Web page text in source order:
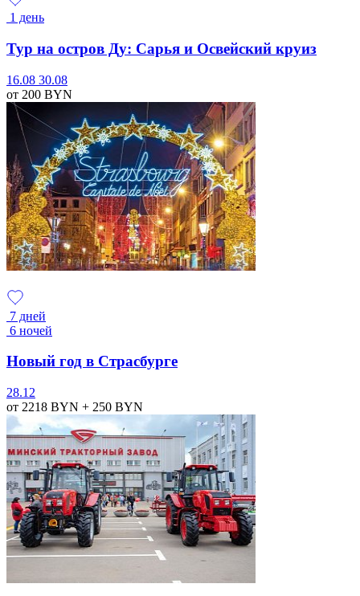
1 день
Тур на остров Ду: Сарья и Освейский круиз
16.08 30.08
от 200 BYN
7 дней
6 ночей
Новый год в Страсбурге
28.12
от 2218 BYN + 250 BYN